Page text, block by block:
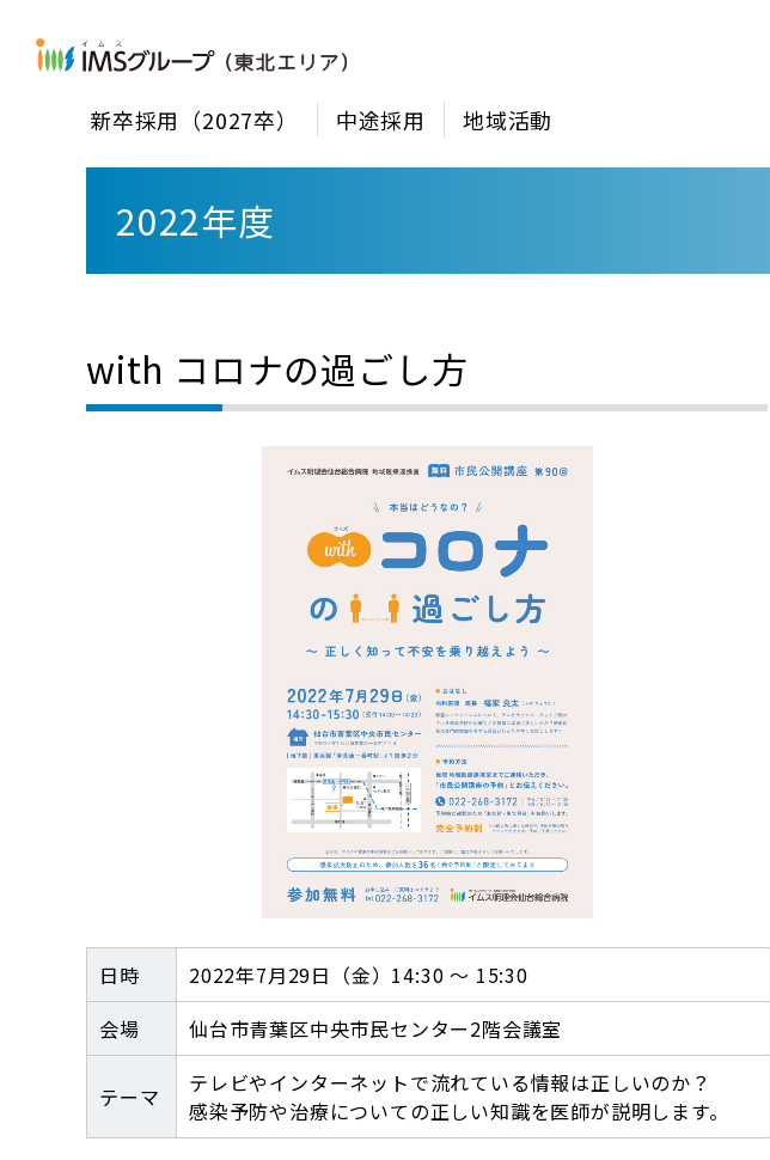
新卒採用（2027卒） 中途採用 地域活動
2022年度
with コロナの過ごし方
日時
2022年7月29日（金）14:30 ～ 15:30
会場
仙台市青葉区中央市民センター2階会議室
テーマ
テレビやインターネットで流れている情報は正しいのか？
感染予防や治療についての正しい知識を医師が説明します。